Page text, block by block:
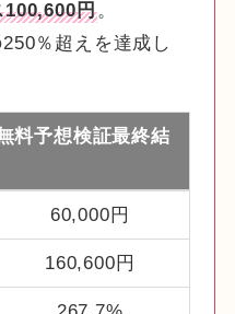
100,600円。
％超えを達成し
料予想検証最終結
60,000円
160,600円